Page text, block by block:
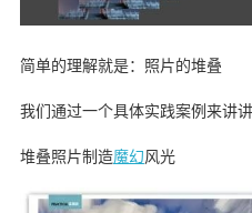
简单的理解就是：照片的堆叠
我们通过一个具体实践案例来讲
堆叠照片制造魔幻风光